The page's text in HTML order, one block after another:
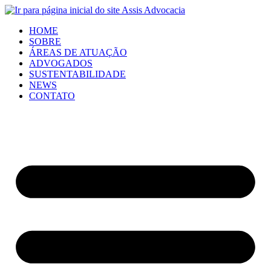
HOME
SOBRE
ÁREAS DE ATUAÇÃO
ADVOGADOS
SUSTENTABILIDADE
NEWS
CONTATO